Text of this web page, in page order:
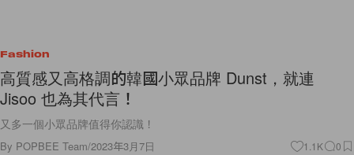
Fashion
高質感又高格調的韓國小眾品牌 Dunst，就連
Jisoo 也為其代言！
又多一個小眾品牌值得你認識！
By POPBEE Team/2023年3月7日 1.1K 0